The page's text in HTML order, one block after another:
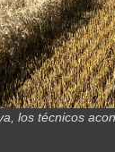
los técnicos